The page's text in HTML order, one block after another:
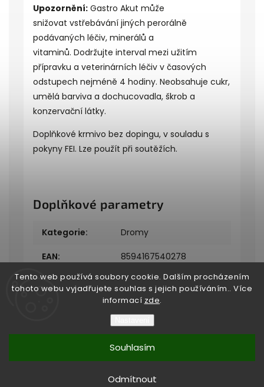
Tento web používá soubory cookie. Dalším procházením
tohoto webu vyjadřujete souhlas s jejich používáním.. Více
informací zde.
Odmítnout
Souhlasím
Upozornění: Gastro Akut může
snižovat vstřebávání jiných perorálně
podávaných léčiv, minerálů a
vitaminů. Dodržujte interval mezi užitím
přípravku a veterinárních léčiv v časových
odstupech nejméně 4 hodiny. Neobsahuje cukr,
umělá barviva a dochucovadla, škrob a
konzervační látky.
Doplňkové krmivo bez dopingu, v souladu s
pokyny FEI. Lze použít při soutěžích.
Doplňkové parametry
Kategorie: Dromy
EAN: 8594167540278
Vytvořil Shoptet
Copyright 2026Bukefalos. Všechna práva vyhrazena.
Shoptet| Design